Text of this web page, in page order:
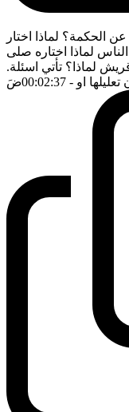
الحكمة؟ لماذا اختار
لماذا اختاره صلى
لماذا؟ تأتي اسئلة.
او - 00:02:37 ضَ